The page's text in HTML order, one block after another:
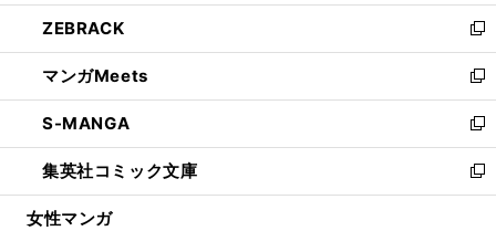
開
く
ウ
で
開
く
ン
ド
ウ
で
開
く
ウ
ィ
ン
ド
ウ
で
開
く
し
い
ウ
ィ
ン
ド
ウ
で
開
ZEBRACK
新
し
い
ウ
ィ
ン
ド
ウ
マンガMeets
新
し
い
ウ
ィ
ン
S-MANGA
新
し
い
ウ
集英社コミック文庫
新
し
女性マンガ